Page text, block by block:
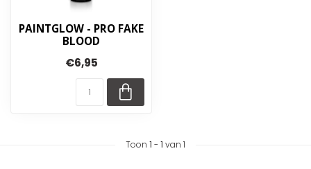
PAINTGLOW - PRO FAKE
BLOOD
€6,95
Toon 1 - 1 van 1